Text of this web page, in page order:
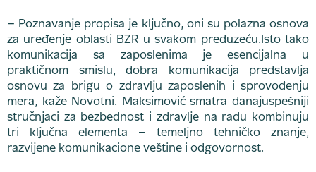
– Poznavanje propisa je ključno, oni su polazna osnova
za uređenje oblasti BZR u svakom preduzeću.Isto tako
komunikacija sa zaposlenima je esencijalna u
praktičnom smislu, dobra komunikacija predstavlja
osnovu za brigu o zdravlju zaposlenih i sprovođenju
mera, kaže Novotni. Maksimović smatra danajuspešniji
stručnjaci za bezbednost i zdravlje na radu kombinuju
tri ključna elementa – temeljno tehničko znanje,
razvijene komunikacione veštine i odgovornost.